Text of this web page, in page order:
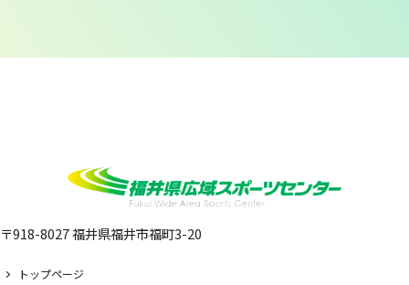
〒918-8027 福井県福井市福町3-20
トップページ